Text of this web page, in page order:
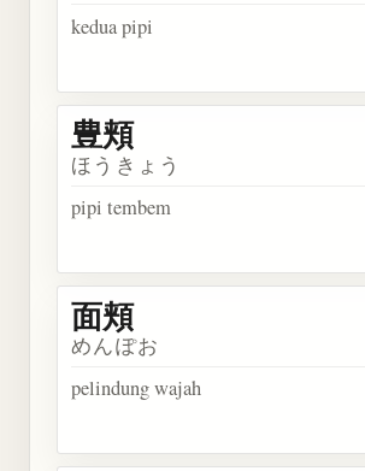
kedua pipi
豊頬
ほうきょう
pipi tembem
面頬
めんぽお
pelindung wajah